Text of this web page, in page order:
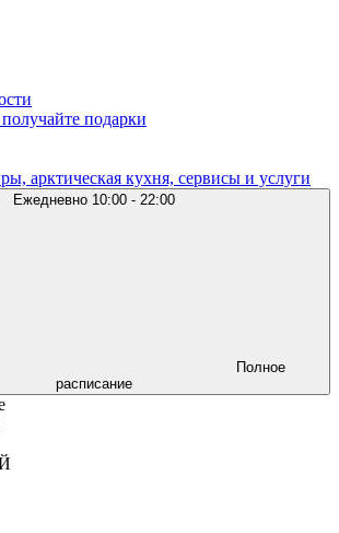
подарки
арктическая кухня, сервисы и услуги
Ежедневно 10:00 - 22:00
Полное
расписание